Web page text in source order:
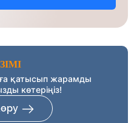
қатысып жарамды
көтеріңіз!